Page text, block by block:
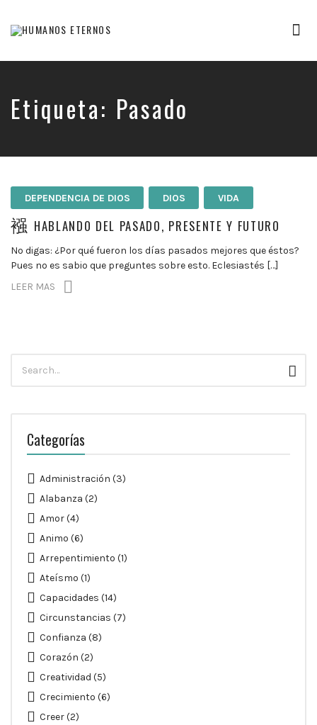
humanos,
nos
creó
Etiqueta: Pasado
DEPENDENCIA DE DIOS DIOS VIDA
HABLANDO DEL PASADO, PRESENTE Y FUTURO
No digas: ¿Por qué fueron los días pasados mejores que éstos?
Pues no es sabio que preguntes sobre esto. Eclesiastés […]
LEER MAS
para:
Categorías
Administración (3)
Alabanza (2)
Amor(4)
Animo (6)
Arrepentimiento (1)
Ateísmo (1)
Capacidades (14)
Circunstancias (7)
Confianza (8)
Corazón (2)
Creatividad (5)
Crecimiento (6)
Creer(2)